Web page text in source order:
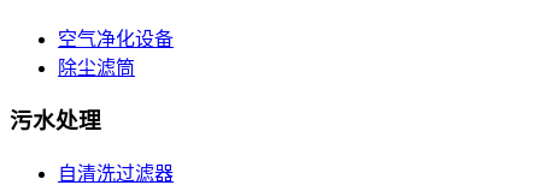
空气净化设备
除尘滤筒
污水处理
自清洗过滤器